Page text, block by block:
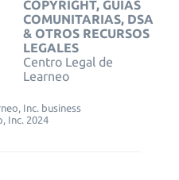
COPYRIGHT, GUÍAS
COMUNITARIAS, DSA
& OTROS RECURSOS
LEGALES
Centro Legal de
Learneo
Inc. business
Inc. 2024